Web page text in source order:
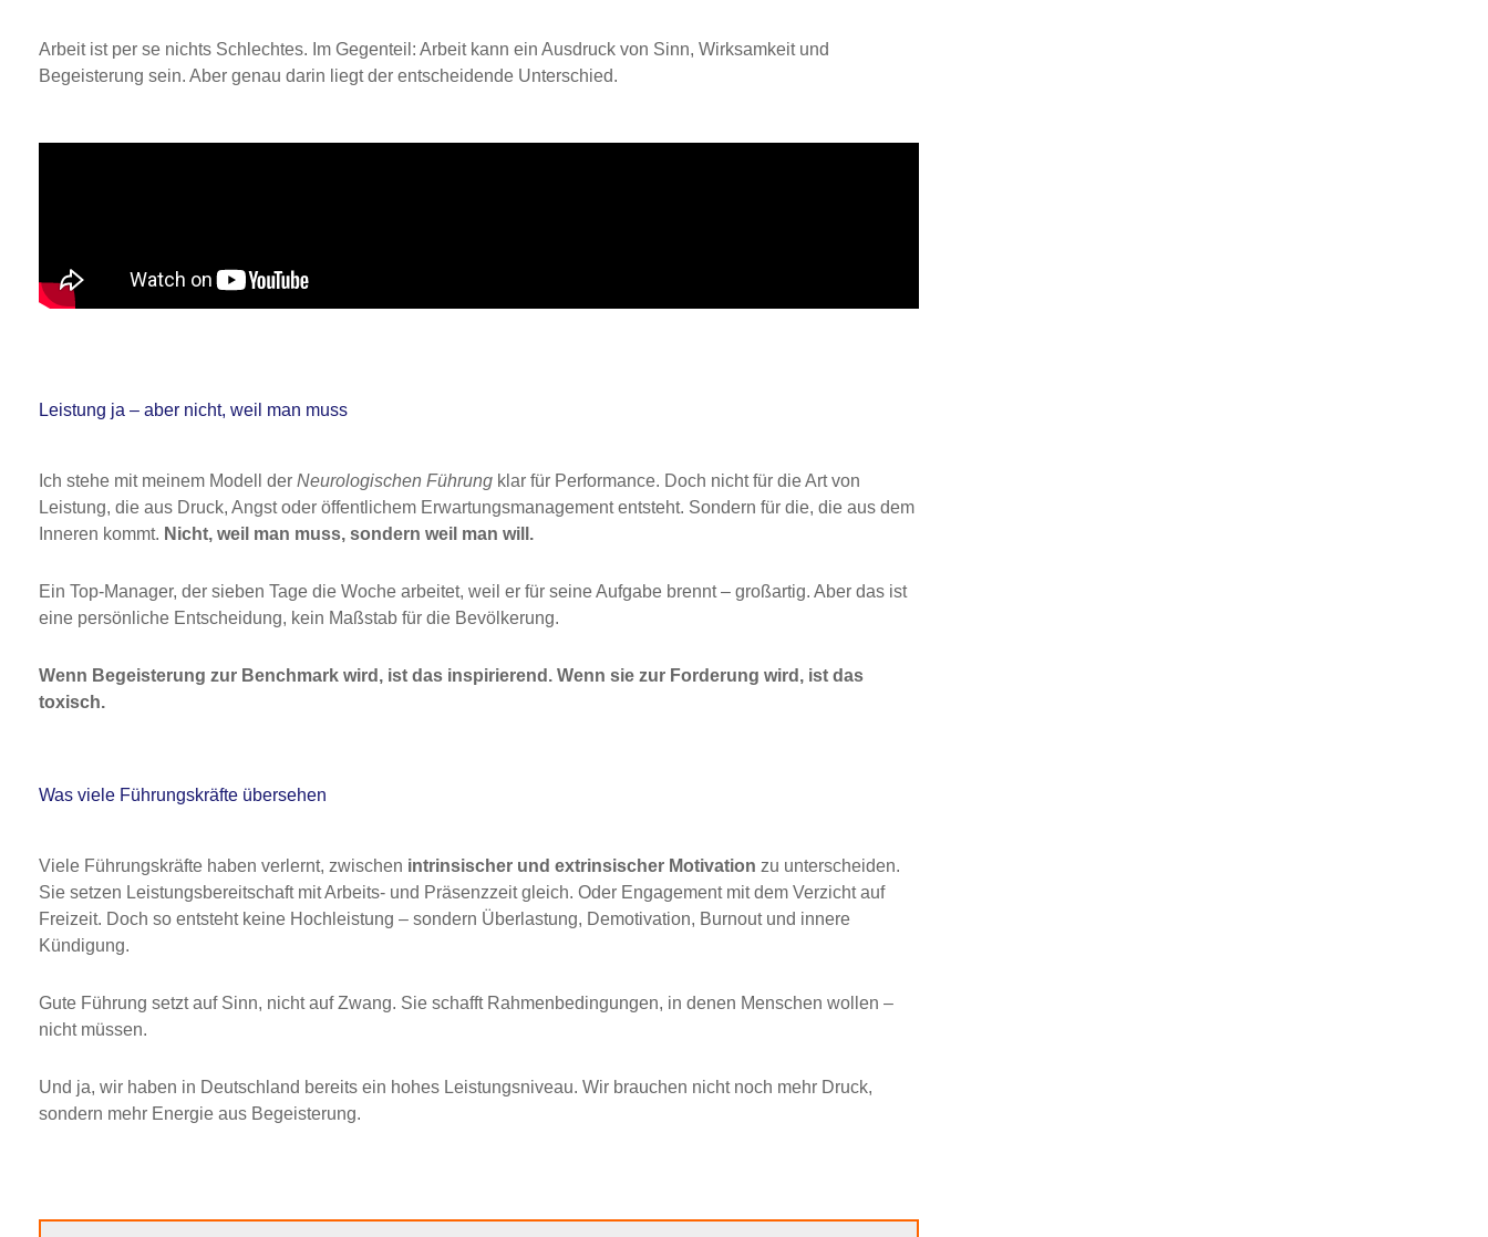
Arbeit ist per se nichts Schlechtes. Im Gegenteil: Arbeit kann ein Ausdruck von Sinn, Wirksamkeit und
Begeisterung sein. Aber genau darin liegt der entscheidende Unterschied.
Leistung ja – aber nicht, weil man muss
Ich stehe mit meinem Modell der Neurologischen Führung klar für Performance. Doch nicht für die Art von
Leistung, die aus Druck, Angst oder öffentlichem Erwartungsmanagement entsteht. Sondern für die, die aus dem
Inneren kommt. Nicht, weil man muss, sondern weil man will.
Ein Top-Manager, der sieben Tage die Woche arbeitet, weil er für seine Aufgabe brennt – großartig. Aber das ist
eine persönliche Entscheidung, kein Maßstab für die Bevölkerung.
Wenn Begeisterung zur Benchmark wird, ist das inspirierend. Wenn sie zur Forderung wird, ist das
toxisch.
Was viele Führungskräfte übersehen
Viele Führungskräfte haben verlernt, zwischen intrinsischer und extrinsischer Motivation zu unterscheiden.
Sie setzen Leistungsbereitschaft mit Arbeits- und Präsenzzeit gleich. Oder Engagement mit dem Verzicht auf
Freizeit. Doch so entsteht keine Hochleistung – sondern Überlastung, Demotivation, Burnout und innere
Kündigung.
Gute Führung setzt auf Sinn, nicht auf Zwang. Sie schafft Rahmenbedingungen, in denen Menschen wollen –
nicht müssen.
Und ja, wir haben in Deutschland bereits ein hohes Leistungsniveau. Wir brauchen nicht noch mehr Druck,
sondern mehr Energie aus Begeisterung.